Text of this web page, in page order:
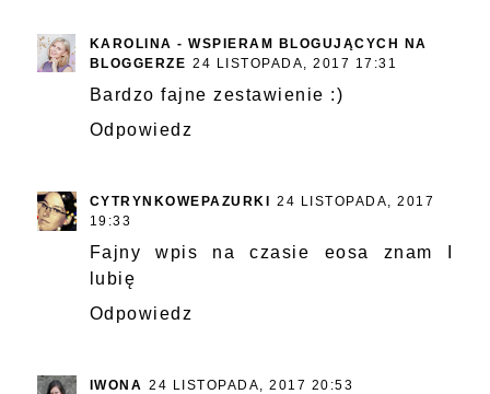
KAROLINA - WSPIERAM BLOGUJĄCYCH NA
BLOGGERZE 24 LISTOPADA, 2017 17:31
Bardzo fajne zestawienie :)
Odpowiedz
CYTRYNKOWEPAZURKI
24 LISTOPADA, 2017
19:33
Fajny wpis na czasie eosa znam I
lubię
Odpowiedz
IWONA 24 LISTOPADA, 2017 20:53